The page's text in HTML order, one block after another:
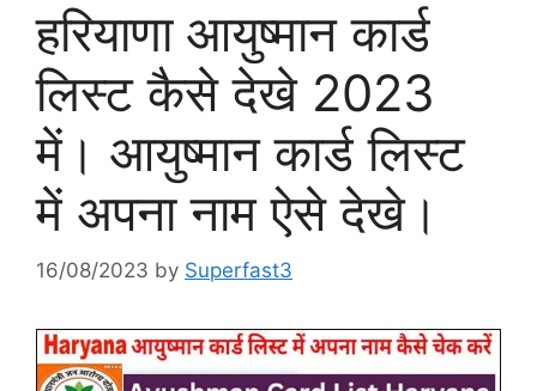
हरियाणा आयुष्मान कार्ड
लिस्ट कैसे देखे 2023
में। आयुष्मान कार्ड लिस्ट
में अपना नाम ऐसे देखे।
16/08/2023 by Superfast3